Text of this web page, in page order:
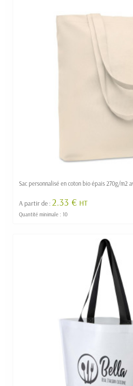
Sac personnalisé en coton bio épais 270g/m2
A partir de :2.33 € HT
Quantité minimale : 10